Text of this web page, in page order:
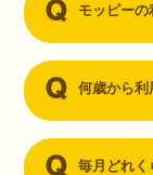
るならと無料登録
モッピーの
何歳から利
毎月どれく